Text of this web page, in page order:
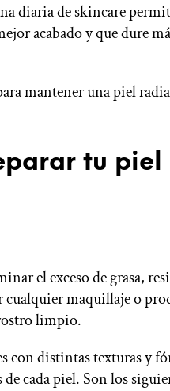
diaria de skincare
acabado y que dure
mantener una piel
tu piel
el exceso de grasa,
maquillaje o
limpio.
con distintas texturas y
de cada piel. Son los